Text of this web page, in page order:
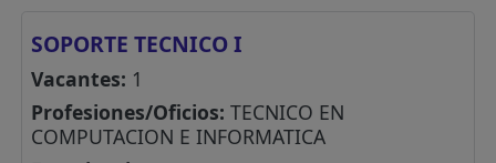
SOPORTE TECNICO I
Vacantes: 1
Profesiones/Oficios: TECNICO EN
COMPUTACION E INFORMATICA